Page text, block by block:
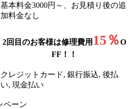
基本料金3000円～、お見積り後の追
加料金なし
2回目のお客様は修理費用 15％O
FF！！
クレジットカード, 銀行振込, 後払
い, 現金払い